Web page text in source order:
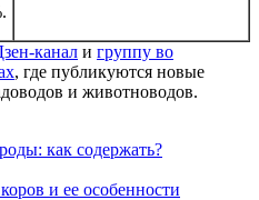
канал и группу во
, где публикуются новые
и животноводов.
как содержать?
и ее особенности